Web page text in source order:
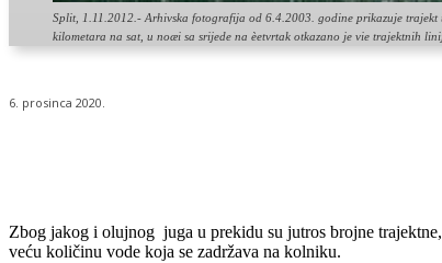
Split, 1.11.2012.- Arhivska fotografija od 6.4.2003. godine prikazuje
kilometara na sat, u noæi sa srijede na èetvrtak otkazano je vie trajektnih
6. prosinca 2020.
Zbog jakog i olujnog juga u prekidu su jutros brojne
veću količinu vode koja se zadržava na kolniku.